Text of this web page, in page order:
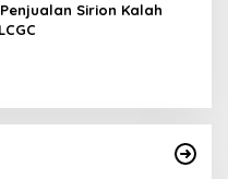
Sirion Kalah